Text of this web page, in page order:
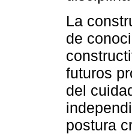
La
de
futuros
del
postura